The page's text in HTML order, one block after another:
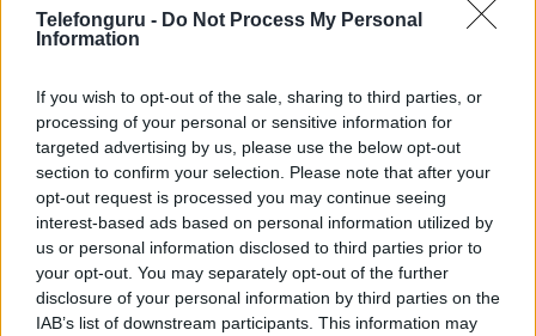
Telefonguru - Do Not Process My Personal
Information
If you wish to opt-out of the sale, sharing to third parties, or
processing of your personal or sensitive information for
targeted advertising by us, please use the below opt-out
section to confirm your selection. Please note that after your
opt-out request is processed you may continue seeing
interest-based ads based on personal information utilized by
us or personal information disclosed to third parties prior to
your opt-out. You may separately opt-out of the further
disclosure of your personal information by third parties on the
IAB’s list of downstream participants. This information may
Számos népszerű Samsung Galaxy
készülék kimarad a One UI 9
frissítésből – itt a lista az érintett
modellekről
2026.06.30| Phone Arena
A One UI 9 érkezése új mesterséges intelligencia-
funkciókat és továbbfejlesztett kezelőfelületet hoz,
azonban több korábbi csúcskategóriás és középkategóriás
Galaxy készülék számára ez lesz az út vége.